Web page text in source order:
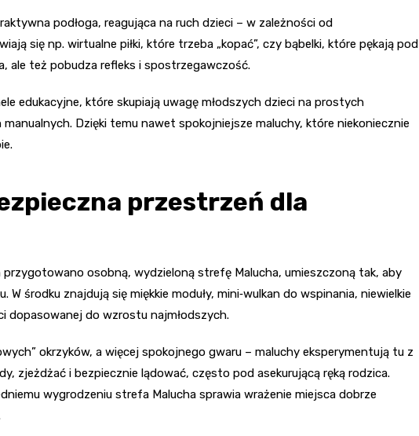
podłoga, reagująca na ruch dzieci – w zależności od
się np. wirtualne piłki, które trzeba „kopać”, czy bąbelki, które pękają pod
ale też pobudza refleks i spostrzegawczość.
edukacyjne, które skupiają uwagę młodszych dzieci na prostych
manualnych. Dzięki temu nawet spokojniejsze maluchy, które niekoniecznie
przestrzeń dla
przygotowano osobną, wydzieloną strefę Malucha, umieszczoną tak, aby
W środku znajdują się miękkie moduły, mini‑wulkan do wspinania, niewielkie
dopasowanej do wzrostu najmłodszych.
okrzyków, a więcej spokojnego gwaru – maluchy eksperymentują tu z
zjeżdżać i bezpiecznie lądować, często pod asekurującą ręką rodzica.
wygrodzeniu strefa Malucha sprawia wrażenie miejsca dobrze